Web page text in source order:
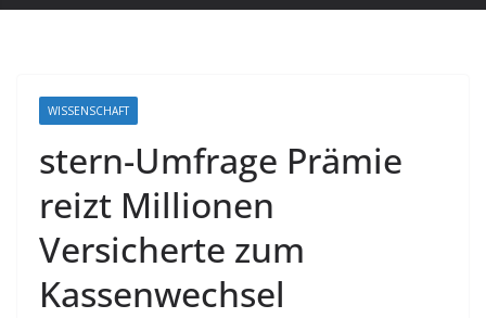
WISSENSCHAFT
stern-Umfrage Prämie
reizt Millionen
Versicherte zum
Kassenwechsel